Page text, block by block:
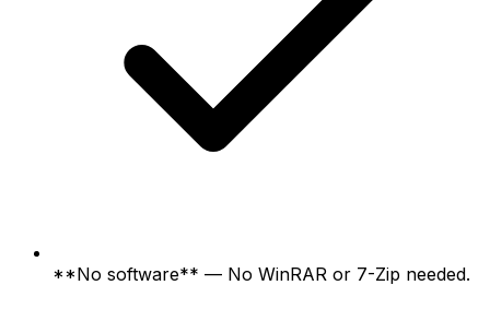
**No software** — No WinRAR or 7-Zip needed.